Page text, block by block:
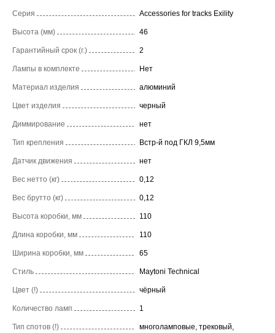
Серия Accessories for tracks Exility
Высота (мм) 46
Гарантийный срок (г.) 2
Лампы в комплекте Нет
Материал изделия алюминий
Цвет изделия черный
Диммирование нет
Тип крепления Встр-й под ГКЛ 9,5мм
Датчик движения нет
Вес нетто (кг) 0,12
Вес брутто (кг) 0,12
Высота коробки, мм 110
Длина коробки, мм 110
Ширина коробки, мм 65
Стиль Maytoni Technical
Цвет (!) чёрный
Количество ламп 1
Тип спотов (!) многоламповые, трековый,